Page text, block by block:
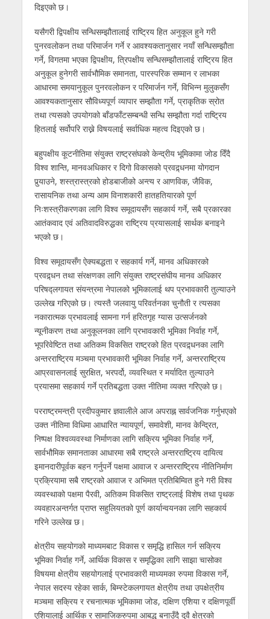
दिइएको छ।
यसैगरी द्विपक्षीय सन्धिसम्झौतालाई राष्ट्रिय हित अनुकूल हुने गरी
पुनरवलोकन तथा परिमार्जन गर्ने र आवश्यकतानुसार नयाँ सन्धिसम्झौता
गर्ने, विगतमा भएका द्विपक्षीय, त्रिपक्षीय सन्धिसम्झौतालाई राष्ट्रिय हित
अनुकूल हुनेगरी सार्वभौमिक समानता, पारस्परिक सम्मान र लाभका
आधारमा समयानुकूल पुनरवलोकन र परिमार्जन गर्ने, विभिन्न मुलुकसँग
आवश्यकतानुसार सौविध्यपूर्ण व्यापार सम्झौता गर्ने, प्राकृतिक स्रोत
तथा त्यसको उपयोगको बाँडफाँटसम्बन्धी सन्धि सम्झौता गर्दा राष्ट्रिय
हितलाई सर्वोपरि राख्ने विषयलाई सर्वाधिक महत्व दिइएको छ।
बहुपक्षीय कूटनीतिमा संयुक्त राष्ट्रसंघको केन्द्रीय भूमिकामा जोड दिँदै
विश्व शान्ति, मानवअधिकार र दिगो विकासको प्रवद्र्धनमा योगदान
पुर्‍याउने, शस्त्रास्त्रको होडबाजीको अन्त्य र आणविक, जैविक,
रासायनिक तथा अन्य आम विनाशकारी हातहतियारको पूर्ण
निःशस्त्रीकरणका लागि विश्व समूदायसँग सहकार्य गर्ने, सबै प्रकारका
आतंकवाद एवं अतिवादविरुद्धका राष्ट्रिय प्रयासलाई सार्थक बनाइने
भएको छ।
विश्व समूदायसँग ऐक्यबद्धता र सहकार्य गर्ने, मानव अधिकारको
प्रवद्र्धन तथा संरक्षणका लागि संयुक्त राष्ट्रसंघीय मानव अधिकार
परिषद्लगायत संयन्त्रमा नेपालको भूमिकालाई थप प्रभावकारी तुल्याउने
उल्लेख गरिएको छ। त्यस्तै जलवायु परिवर्तनका चुनौती र त्यसका
नकारात्मक प्रभावलाई सामना गर्न हरितगृह ग्यास उत्सर्जनको
न्यूनीकरण तथा अनुकूलनका लागि प्रभावकारी भूमिका निर्वाह गर्ने,
भूपरिवेष्टित तथा अतिकम विकसित राष्ट्रको हित प्रवद्र्धनका लागि
अन्तरराष्ट्रिय मञ्चमा प्रभावकारी भूमिका निर्वाह गर्ने, अन्तरराष्ट्रिय
आप्रवासनलाई सुरक्षित, भरपर्दो, व्यवस्थित र मर्यादित तुल्याउने
प्रयासमा सहकार्य गर्ने प्रतिबद्धता उक्त नीतिमा व्यक्त गरिएको छ।
परराष्ट्रमन्त्री प्रदीपकुमार ज्ञवालीले आज अपराह्न सार्वजनिक गर्नुभएको
उक्त नीतिमा विधिमा आधारित न्यायपूर्ण, समावेशी, मानव केन्द्रित,
निष्पक्ष विश्वव्यवस्था निर्माणका लागि सक्रिय भूमिका निर्वाह गर्ने,
सार्वभौमिक समानताका आधारमा सबै राष्ट्रले अन्तरराष्ट्रिय दायित्व
इमानदारीपूर्वक बहन गर्नुपर्ने पक्षमा आवाज र अन्तरराष्ट्रिय नीतिनिर्माण
प्रक्रियामा सबै राष्ट्रको आवाज र अभिमत प्रतिबिम्वित हुने गरी विश्व
व्यवस्थाको पक्षमा पैरवी, अतिकम विकसित राष्ट्रलाई विशेष तथा पृथक
व्यवहारअन्तर्गत प्राप्त सहुलियतको पूर्ण कार्यान्वयनका लागि सहकार्य
गरिने उल्लेख छ।
क्षेत्रीय सहयोगको माध्यमबाट विकास र समृद्धि हासिल गर्न सक्रिय
भूमिका निर्वाह गर्ने, आर्थिक विकास र समृद्धिका लागि साझा चासोका
विषयमा क्षेत्रीय सहयोगलाई प्रभावकारी माध्यमका रुपमा विकास गर्ने,
नेपाल सदस्य रहेका सार्क, बिम्स्टेकलगायत क्षेत्रीय तथा उपक्षेत्रीय
मञ्चमा सक्रिय र रचनात्मक भूमिकामा जोड, दक्षिण एशिया र दक्षिणपूर्वी
एशियालाई आर्थिक र सामाजिकरुपमा आबद्ध बनाउँदै दुवै क्षेत्रको